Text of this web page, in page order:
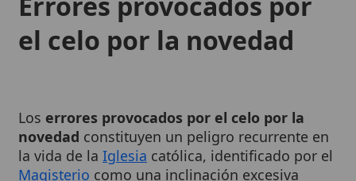
el celo por la novedad
la vida de laIglesiacatólica, identificado por el
Magisterio como una inclinación excesiva
hacia lo innovador que aparta de la verdad
revelada y latradición apostólica. Este